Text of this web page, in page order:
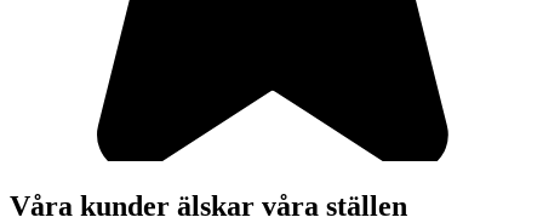
Våra kunder älskar våra ställen